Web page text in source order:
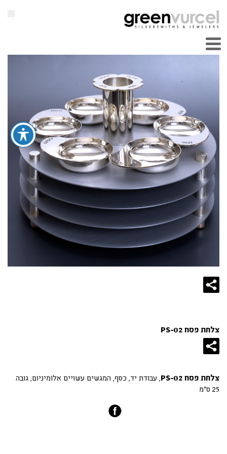
צלחת פסח PS-02
צלחת פסח PS-02
, עבודת יד, כסף, המגשים עשויים אלומיניום, גובה
25 ס"מ